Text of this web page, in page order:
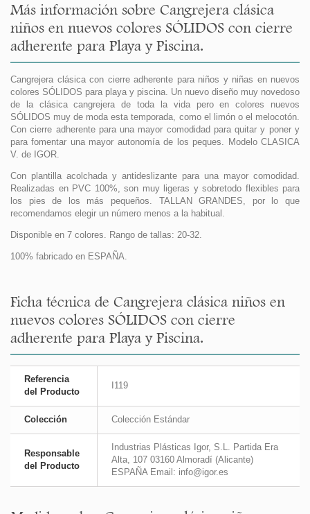
Más información sobre Cangrejera clásica
niños en nuevos colores SÓLIDOS con cierre
adherente para Playa y Piscina.
Cangrejera clásica con cierre adherente para niños y niñas en nuevos
colores SÓLIDOS para playa y piscina. Un nuevo diseño muy novedoso
de la clásica cangrejera de toda la vida pero en colores nuevos
SÓLIDOS muy de moda esta temporada, como el limón o el melocotón.
Con cierre adherente para una mayor comodidad para quitar y poner y
para fomentar una mayor autonomía de los peques. Modelo CLASICA
V. de IGOR.
Con plantilla acolchada y antideslizante para una mayor comodidad.
Realizadas en PVC 100%, son muy ligeras y sobretodo flexibles para
los pies de los más pequeños. TALLAN GRANDES, por lo que
recomendamos elegir un número menos a la habitual.
Disponible en 7 colores. Rango de tallas: 20-32.
100% fabricado en ESPAÑA.
Ficha técnica de Cangrejera clásica niños en
nuevos colores SÓLIDOS con cierre
adherente para Playa y Piscina.
Referencia
del Producto
I119
Colección Colección Estándar
Responsable
del Producto
Industrias Plásticas Igor, S.L. Partida Era
Alta, 107 03160 Almoradí (Alicante)
ESPAÑA Email: info@igor.es